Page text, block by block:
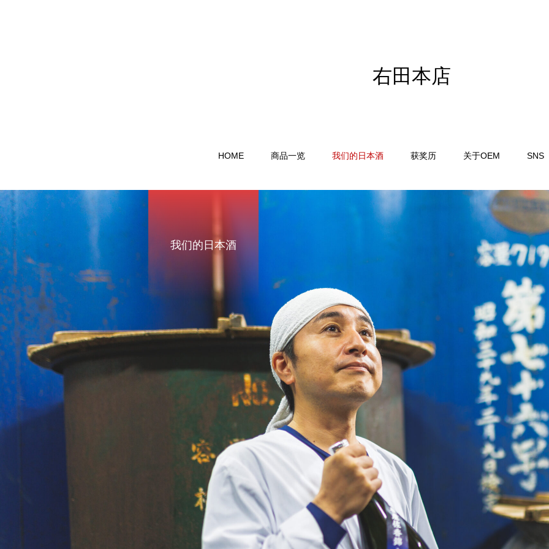
右田本店
HOME 商品一览 我们的日本酒 获奖历 关于OEM SNS
我们的日本酒